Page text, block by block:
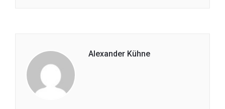
Alexander Kühne